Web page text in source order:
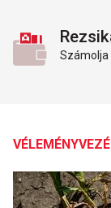
Számolja